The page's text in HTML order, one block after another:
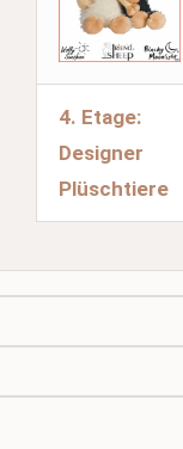
4. Etage:
Designer
Plüschtiere